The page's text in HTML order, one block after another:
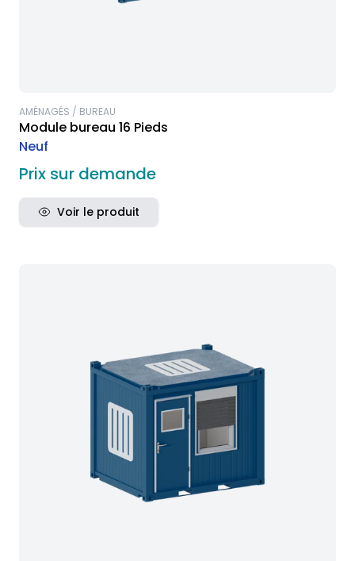
AMÉNAGÉS / BUREAU
Module bureau 16 Pieds
Neuf
Prix sur demande
Voir le produit